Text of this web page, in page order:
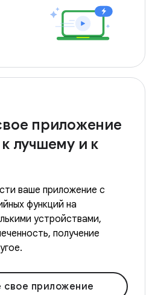
приложение
лучшему и к
ваше приложение с
функций на
устройствами,
получение
свое приложение